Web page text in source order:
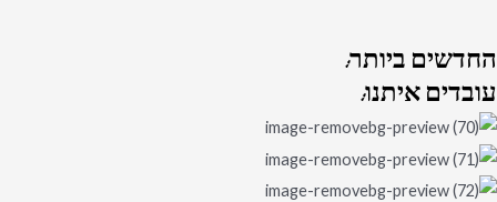
החדשיםביותר:
עובדיםאיתנו: